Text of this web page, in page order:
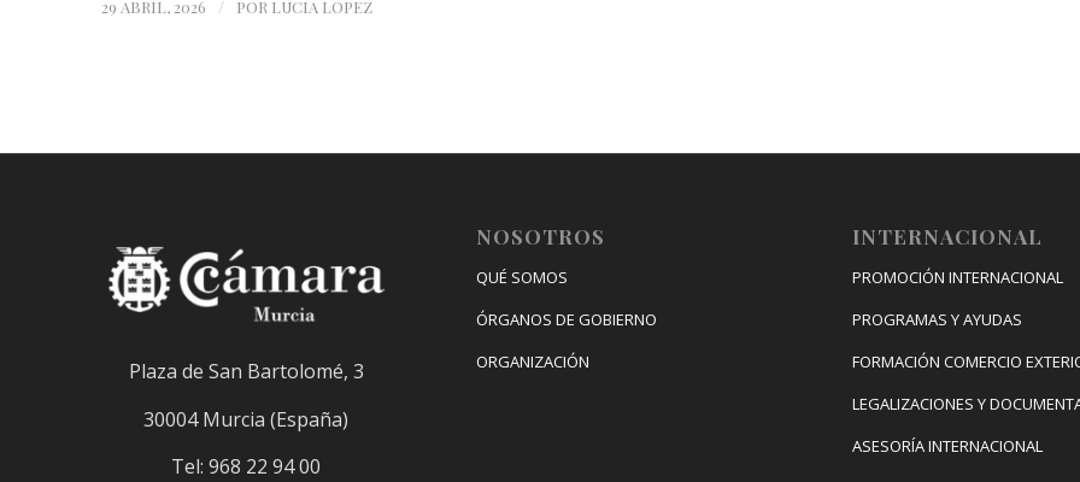
29 ABRIL, 2026 / POR LUCIA LOPEZ
Plaza de San Bartolomé, 3
30004 Murcia (España)
Tel: 968 22 94 00
NOSOTROS
QUÉ SOMOS
ÓRGANOS DE GOBIERNO
ORGANIZACIÓN
INTERNACIONAL
PROMOCIÓN INTERNACIONAL
PROGRAMAS Y AYUDAS
FORMACIÓN COMERCIO
LEGALIZACIONES Y
ASESORÍA INTERNACIONAL